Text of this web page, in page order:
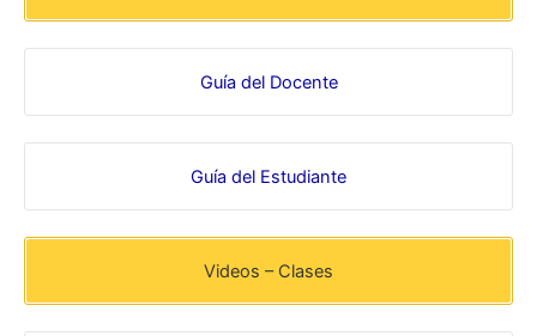
Guía del Docente
Guía del Estudiante
Videos – Clases